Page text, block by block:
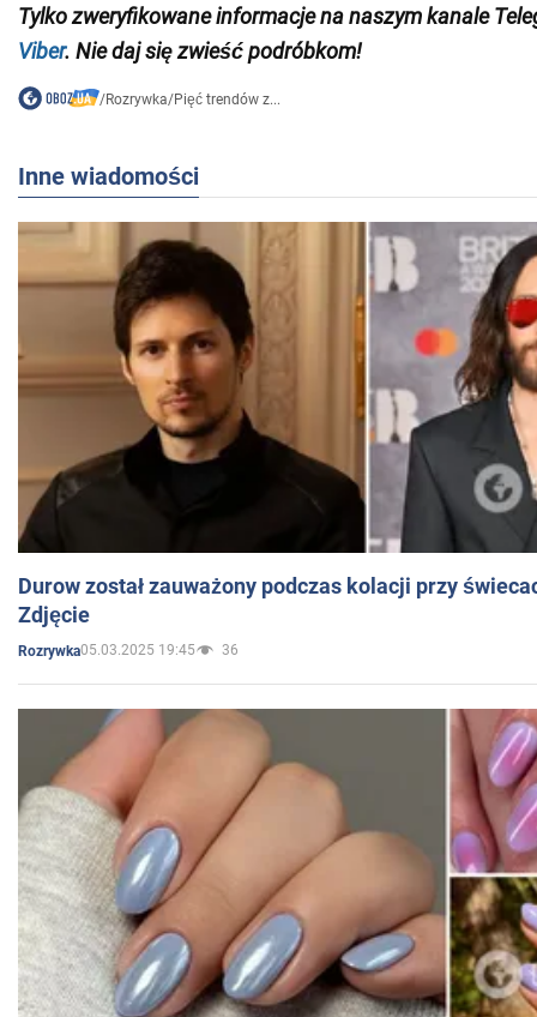
Tylkozweryfikowane informacje na naszym kanale
Viber. Nie daj się zwieść podróbkom!
/Rozrywka/Pięć trendów z...
Inne wiadomości
Durow został zauważony podczas kolacji przy
Zdjęcie
Rozrywka05.03.2025 19:45 36